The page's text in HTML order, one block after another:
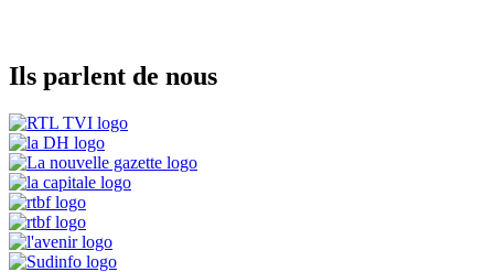
Ils parlent de nous